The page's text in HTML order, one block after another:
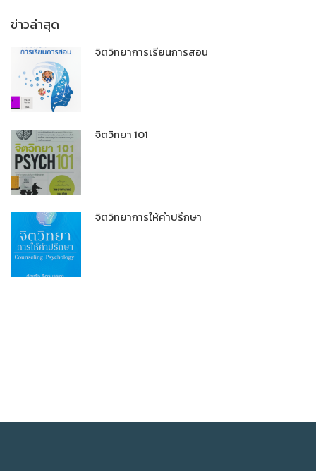
ข่าวล่าสุด
จิตวิทยาการเรียนการสอน
จิตวิทยา 101
จิตวิทยาการให้คำปรึกษา